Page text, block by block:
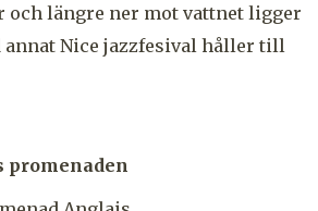
längre ner mot vattnet ligger
annat Nice jazzfesival håller till
promenaden